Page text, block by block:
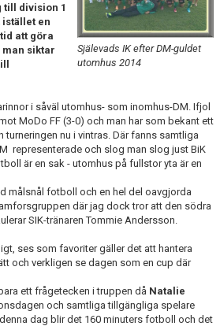
Själevads IK efter DM-guldet
utomhus 2014
till division 1
istället en
att göra
siktar
i såväl utomhus- som inomhus-DM. Ifjol
MoDo FF (3-0) och man har som bekant ett
nu i vintras. Där fanns samtliga
representerade och slog man slog just BiK
är en sak - utomhus på fullstor yta är en
målsnål fotboll och en hel del oavgjorda
där jag dock tror att den södra
SIK-tränaren Tommie Andersson.
ses som favoriter gäller det att hantera
och verkligen se dagen som en cup där
ett frågetecken i truppen då Natalie
och samtliga tillgängliga spelare
dag blir det 160 minuters fotboll och det